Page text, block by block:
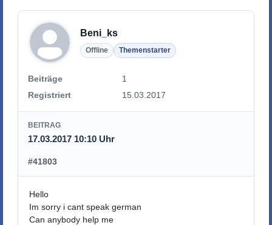
Beni_ks
Offline Themenstarter
Beiträge
1
Registriert
15.03.2017
BEITRAG
17.03.2017 10:10 Uhr
#41803
Hello
Im sorry i cant speak german
Can anybody help me